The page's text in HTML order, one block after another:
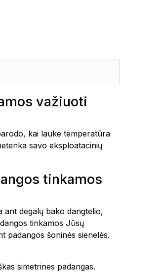
važiuoti
kai lauke temperatūra
savo eksploatacinių
tinkamos
ant degalų bako dangtelio,
tinkamos Jūsų
padangos šoninės sienelės.
simetrines padangas.